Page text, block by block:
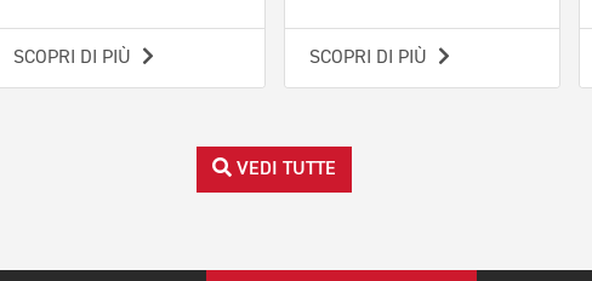
SCOPRI DI PIÙ SCOPRI DI PIÙ
VEDI TUTTE